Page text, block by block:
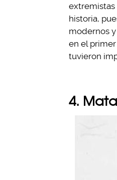
extremistas
historia,
modernos
en el
tuvieron
4.